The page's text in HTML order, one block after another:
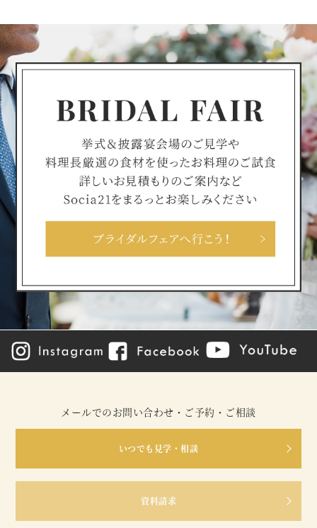
メールでのお問い合わせ・ご予約・ご相談
いつでも見学・相談
資料請求